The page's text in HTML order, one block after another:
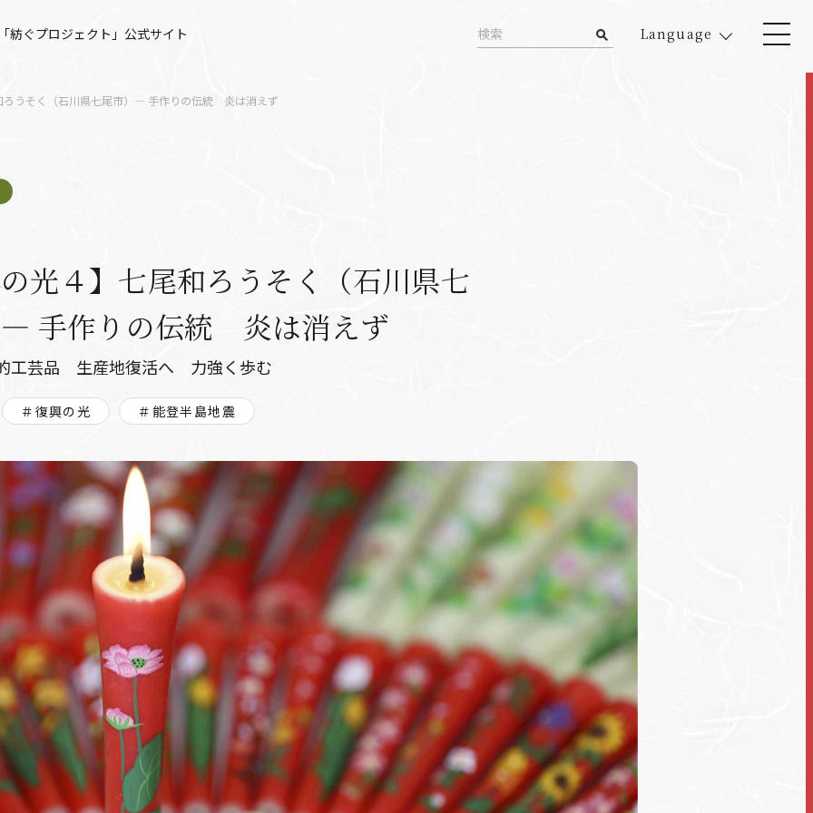
紡ぐプロジェクト」公式サイト Language
ろうそく（石川県七尾市）― 手作りの伝統 炎は消えず
光４】七尾和ろうそく（石川県七
手作りの伝統 炎は消えず
工芸品 生産地復活へ 力強く歩む
＃復興の光 ＃能登半島地震